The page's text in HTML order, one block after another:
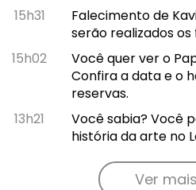
15h31
Falecimento de
serão realizados
15h02
Você quer ver o
Confira a data e o
reservas.
13h21
Você sabia? Você
história da arte no
Ver mais